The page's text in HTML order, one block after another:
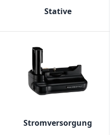
Stative
Stromversorgung